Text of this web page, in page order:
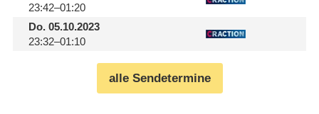
23:42–01:20
Do.05.10.2023
23:32–01:10
alle Sendetermine